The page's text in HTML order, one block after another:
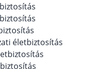
életbiztosítás